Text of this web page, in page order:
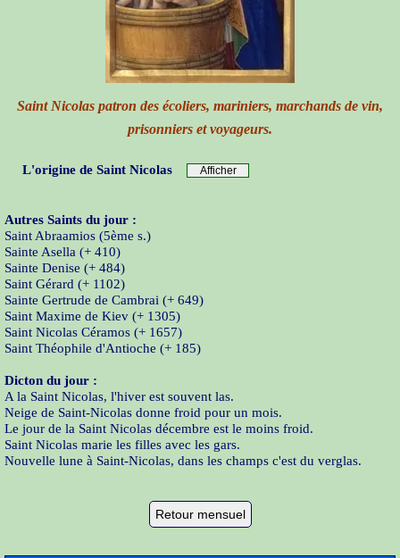
Saint Nicolas patron des écoliers, mariniers, marchands de vin,
prisonniers et voyageurs.
L'origine de Saint Nicolas
Autres Saints du jour :
Saint Abraamios (5ème s.)
Sainte Asella (+ 410)
Sainte Denise (+ 484)
Saint Gérard (+ 1102)
Sainte Gertrude de Cambrai (+ 649)
Saint Maxime de Kiev (+ 1305)
Saint Nicolas Céramos (+ 1657)
Saint Théophile d'Antioche (+ 185)
Dicton du jour :
A la Saint Nicolas, l'hiver est souvent las.
Neige de Saint-Nicolas donne froid pour un mois.
Le jour de la Saint Nicolas décembre est le moins froid.
Saint Nicolas marie les filles avec les gars.
Nouvelle lune à Saint-Nicolas, dans les champs c'est du verglas.